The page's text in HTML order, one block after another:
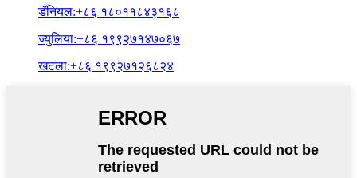
डॅनियल:+८६ १८०११८४३१६८
ज्युलिया:+८६ १९९२७१४७०६७
खटला:+८६ १९९२७१२६८२४